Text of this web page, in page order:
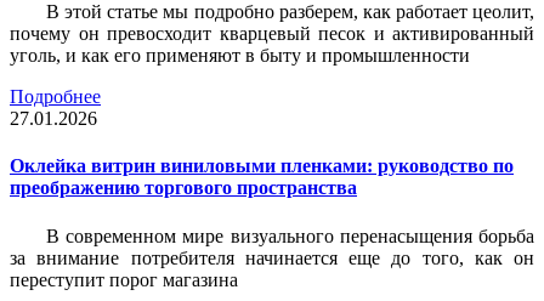
В этой статье мы подробно разберем, как работает цеолит,
почему он превосходит кварцевый песок и активированный
уголь, и как его применяют в быту и промышленности
Подробнее
27.01.2026
Оклейка витрин виниловыми пленками: руководство по
преображению торгового пространства
В современном мире визуального перенасыщения борьба
за внимание потребителя начинается еще до того, как он
переступит порог магазина